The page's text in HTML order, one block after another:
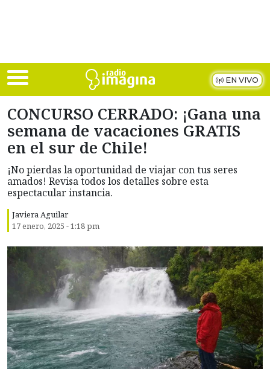
EN VIVO
CONCURSO CERRADO: ¡Gana una
semana de vacaciones GRATIS
en el sur de Chile!
¡No pierdas la oportunidad de viajar con tus seres
amados! Revisa todos los detalles sobre esta
espectacular instancia.
Javiera Aguilar
17 enero, 2025 - 1:18 pm